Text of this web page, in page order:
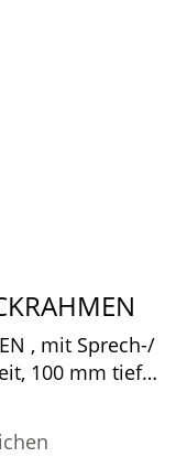
, mit Sprech-/
100 mm tief,